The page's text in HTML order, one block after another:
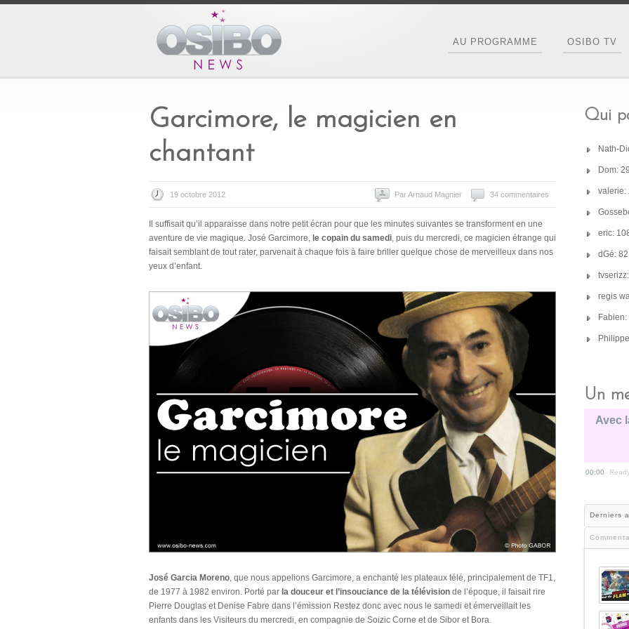
AU PROGRAMME OSIBO TV
Garcimore, le magicien en
chantant
19 octobre 2012 34 commentaires
Par Arnaud Magnier
Il suffisait qu’il apparaisse dans notre petit écran pour que les minutes suivantes se transforment en une
aventure de vie magique. José Garcimore, le copain du samedi, puis du mercredi, ce magicien étrange qui
faisait semblant de tout rater, parvenait à chaque fois à faire briller quelque chose de merveilleux dans nos
yeux d’enfant.
José Garcia Moreno, que nous appelions Garcimore, a enchanté les plateaux télé, principalement de TF1,
de 1977 à 1982 environ. Porté par la douceur et l’insouciance de la télévision de l’époque, il faisait rire
Pierre Douglas et Denise Fabre dans l’émission Restez donc avec nous le samedi et émerveillait les
enfants dans les Visiteurs du mercredi, en compagnie de Soizic Corne et de Sibor et Bora.
Qui
Nath-
Dom:
valerie:
eric:
dGé:
regis
Un
Avec
00:00
Derniers